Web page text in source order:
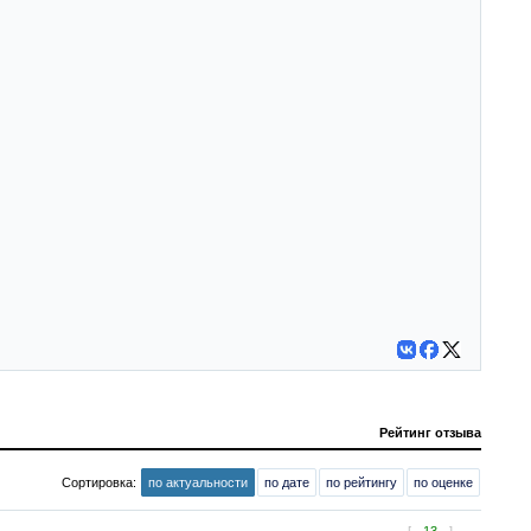
Рейтинг отзыва
Сортировка: по актуальности по дате по рейтингу по оценке